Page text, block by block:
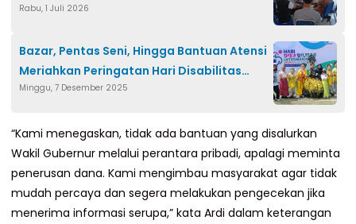
Tawarkan Dua Opsi
Rabu, 1 Juli 2026
Bazar, Pentas Seni, Hingga Bantuan Atensi
Meriahkan Peringatan Hari Disabilitas
Internasional 2025 di Polman
Minggu, 7 Desember 2025
“Kami menegaskan, tidak ada bantuan yang disalurkan
Wakil Gubernur melalui perantara pribadi, apalagi meminta
penerusan dana. Kami mengimbau masyarakat agar tidak
mudah percaya dan segera melakukan pengecekan jika
menerima informasi serupa,” kata Ardi dalam keterangan